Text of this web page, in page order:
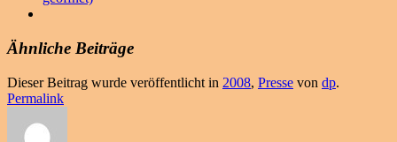
Ähnliche Beiträge
Dieser Beitrag wurde veröffentlicht in 2008, Presse von dp.
Permalink